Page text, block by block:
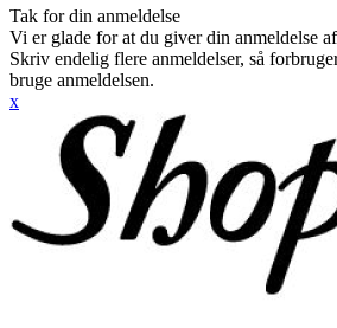
Tak for din anmeldelse
Vi er glade for at du giver din anmeldelse
Skriv endelig flere anmeldelser, så
bruge anmeldelsen.
x